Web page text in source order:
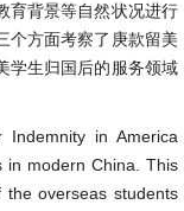
育背景等自然状况进行
个方面考察了庚款留美
学生归国后的服务领域
in America
in modern China. This
overseas students